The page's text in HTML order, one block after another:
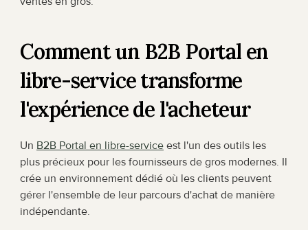
Comment un B2B Portal en
libre-service transforme
l'expérience de l'acheteur
Un B2B Portal en libre-service est l'un des outils les
plus précieux pour les fournisseurs de gros modernes. Il
crée un environnement dédié où les clients peuvent
gérer l'ensemble de leur parcours d'achat de manière
indépendante.